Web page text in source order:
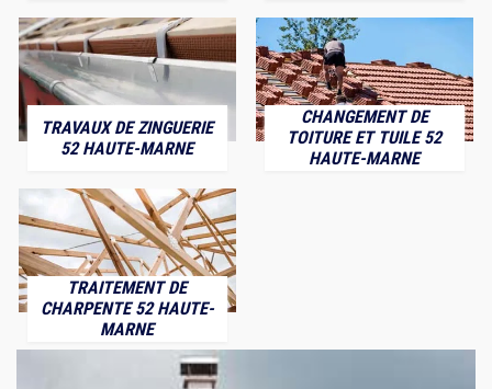
TRAVAUX DE ZINGUERIE
52 HAUTE-MARNE
CHANGEMENT DE
TOITURE ET TUILE 52
HAUTE-MARNE
TRAITEMENT DE
CHARPENTE 52 HAUTE-
MARNE